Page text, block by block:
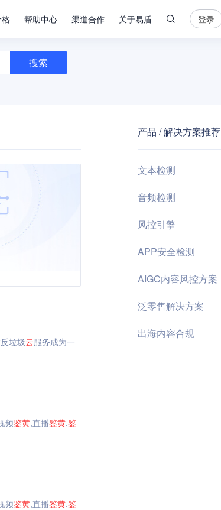
帮助中心 渠道合作 关于易盾
安
全
控
登录
搜索
垃圾云服务成为一
频鉴黄,直播鉴黄,鉴
频鉴黄,直播鉴黄,鉴
产品 / 解决方案推荐
文本检测
音频检测
风控引擎
APP安全检测
AIGC内容风控方案
泛零售解决方案
出海内容合规